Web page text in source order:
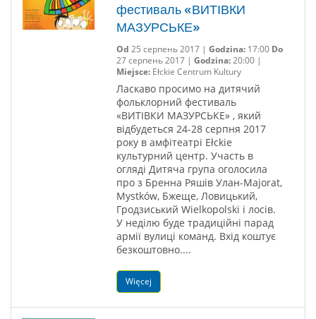
фестиваль «ВИТІВКИ
МАЗУРСЬКЕ»
Od 25 серпень 2017 | Godzina:17:00 Do
27 серпень 2017 | Godzina:20:00 |
Miejsce:Ełckie Centrum Kultury
Ласкаво просимо на дитячий
фольклорний фестиваль
«ВИТІВКИ МАЗУРСЬКЕ» , який
відбудеться 24-28 серпня 2017
року в амфітеатрі Ełckie
культурний центр. Участь в
огляді Дитяча група оголосила
про з Бренна Ряшів Улан-Majorat,
Mystków, Бжеще, Ловицький,
Гродзиський Wielkopolski і лосів.
У неділю буде традиційні парад
армії вулиці команд. Вхід коштує
безкоштовно....
Więcej